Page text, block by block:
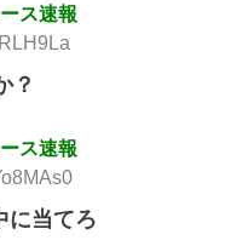
ス速報
？
ス速報
に当てろ